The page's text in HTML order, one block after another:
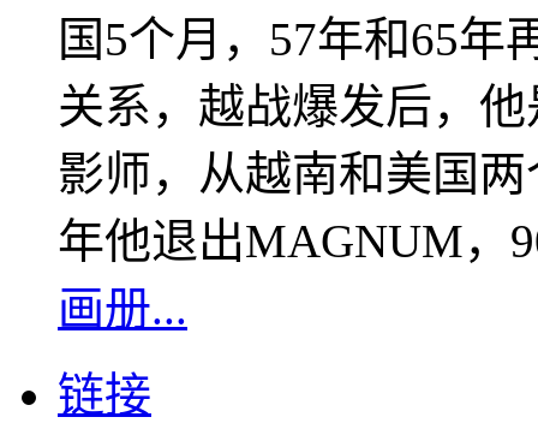
国5个月，57年和65年
关系，越战爆发后，
影师，从越南和美国
年他退出MAGNUM，
画册...
链接